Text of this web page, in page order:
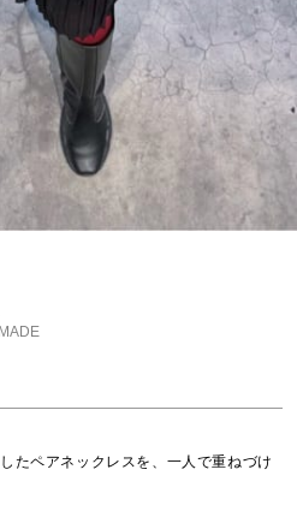
たペアネックレスを、一人で重ねづけ